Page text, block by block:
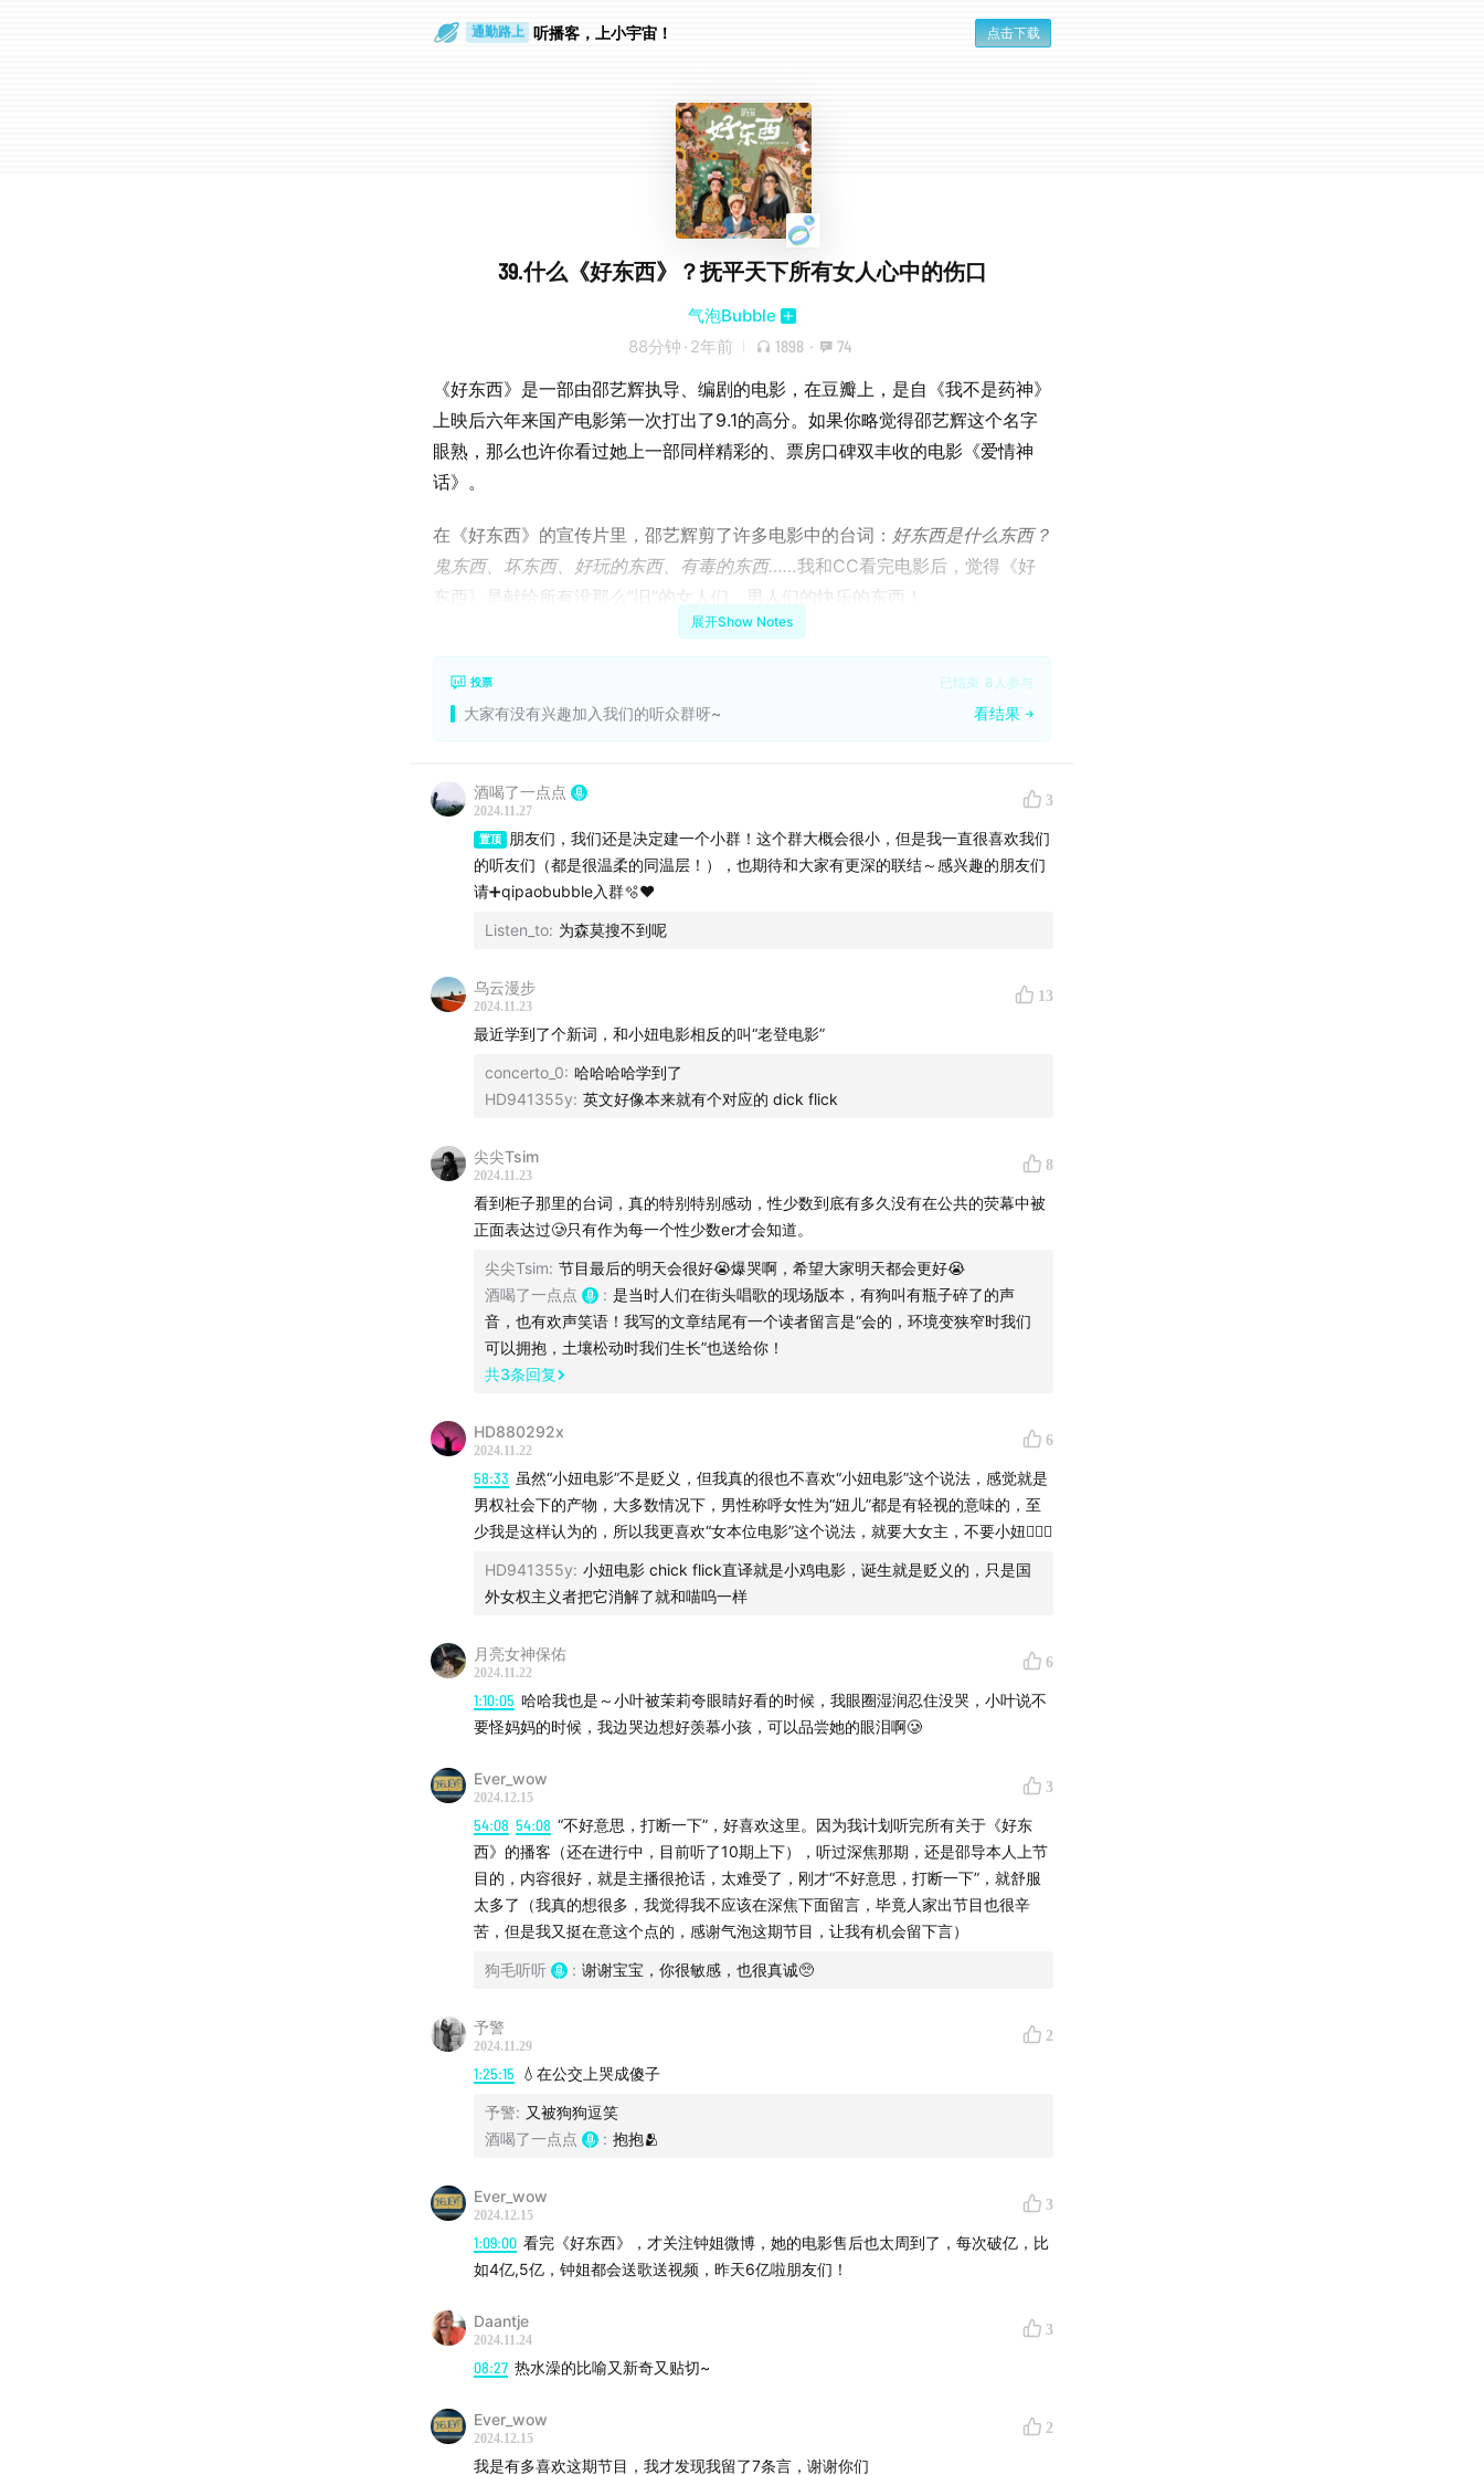
通勤路上 听播客，上小宇宙！ 点击下载
39.什么《好东西》？抚平天下所有女人心中的伤口
气泡Bubble
88分钟 · 2年前 1898 · 74
《好东西》是一部由邵艺辉执导、编剧的电影，在豆瓣上，是自《我不是药神》
上映后六年来国产电影第一次打出了9.1的高分。如果你略觉得邵艺辉这个名字
眼熟，那么也许你看过她上一部同样精彩的、票房口碑双丰收的电影《爱情神
话》。
在《好东西》的宣传片里，邵艺辉剪了许多电影中的台词： 好东西是什么东西？
鬼东西、坏东西、好玩的东西、有毒的东西……我和CC看完电影后，觉得《好
东西》是献给所有没那么“旧”的女人们、男人们的快乐的东西！
些女性题材，一般是在故事的结尾成长了或者觉醒了。但是故事开头以及是比较
觉醒的人呢？不文明的、落后的问题不用在讨论了，觉醒是一个起点，那接下来
还会遇到什么样新的问题？作为观众，邵导说，她尝试拍电影，就是因为现有的
题，作为创作者的我们也非常想知道，中国的电影应该走向哪个方向，女性主义
表达可以走向哪个方向，我们作为这个时代的噪音，那些共振的回声在哪？
这部电影里，有无数的细节值得我们讨论。不论是中间令我们无数次落泪的，对
于女性家务的细致观察和温柔联想，还是精彩绝伦的饭桌戏让人惊掉下巴，还是
是什么样的好东西能让我们所有人都为此激动！
本期主播：
🫧🫧
看完《好东西》当下我们的直觉感受
女人们的拥抱：茉莉、小叶、铁梅，是世界上最好的三个女宝
女性的亲密时刻，一种来自我们生命直觉的呈现
37:00 电影里的男小孩：坏女配的反转、同乡情节的嘲弄
邵导电影里拥有主体性的女人们 VS 旧旧的男性电影
我们在期待一种新的导演叙事
01:11:10男人们只想留在过去，而女人要走向未来
📝文中提到的；
电影《完美的日子》
女性脱口秀演员汉娜·盖茨比
Kongfu Girl-不是本土《芭比》，是世界的《好东西》
BIE别的-酷儿之地的明天会更好吗？
滥俗的歌伴奏
展开Show Notes
投票 已结束 8 人参与
大家有没有兴趣加入我们的听众群呀~ 看结果
酒喝了一点点
2024.11.27
3
置顶
朋友们，我们还是决定建一个小群！这个群大概会很小，但是我一直很喜欢我们
的听友们（都是很温柔的同温层！），也期待和大家有更深的联结～感兴趣的朋友们
请➕qipaobubble入群🫧❤️
Listen_to: 为森莫搜不到呢
乌云漫步
2024.11.23
13
最近学到了个新词，和小妞电影相反的叫“老登电影”
concerto_0: 哈哈哈哈学到了
HD941355y: 英文好像本来就有个对应的 dick flick
尖尖Tsim
2024.11.23
8
看到柜子那里的台词，真的特别特别感动，性少数到底有多久没有在公共的荧幕中被
正面表达过🥲只有作为每一个性少数er才会知道。
尖尖Tsim: 节目最后的明天会很好😭爆哭啊，希望大家明天都会更好😭
酒喝了一点点
: 是当时人们在街头唱歌的现场版本，有狗叫有瓶子碎了的声
音，也有欢声笑语！我写的文章结尾有一个读者留言是“会的，环境变狭窄时我们
可以拥抱，土壤松动时我们生长”也送给你！
共3条回复
HD880292x
2024.11.22
6
58:33 虽然“小妞电影”不是贬义，但我真的很也不喜欢“小妞电影”这个说法，感觉就是
男权社会下的产物，大多数情况下，男性称呼女性为“妞儿”都是有轻视的意味的，至
少我是这样认为的，所以我更喜欢“女本位电影”这个说法，就要大女主，不要小妞🙅🏻‍♀️
HD941355y: 小妞电影 chick flick直译就是小鸡电影，诞生就是贬义的，只是国
外女权主义者把它消解了就和喵呜一样
月亮女神保佑
2024.11.22
6
1:10:05 哈哈我也是～小叶被茉莉夸眼睛好看的时候，我眼圈湿润忍住没哭，小叶说不
要怪妈妈的时候，我边哭边想好羡慕小孩，可以品尝她的眼泪啊🥲
Ever_wow
2024.12.15
3
54:08 54:08 “不好意思，打断一下”，好喜欢这里。因为我计划听完所有关于《好东
西》的播客（还在进行中，目前听了10期上下），听过深焦那期，还是邵导本人上节
目的，内容很好，就是主播很抢话，太难受了，刚才“不好意思，打断一下”，就舒服
太多了（我真的想很多，我觉得我不应该在深焦下面留言，毕竟人家出节目也很辛
苦，但是我又挺在意这个点的，感谢气泡这期节目，让我有机会留下言）
狗毛听听 : 谢谢宝宝，你很敏感，也很真诚🥺
予警
2024.11.29
2
1:25:15 💧在公交上哭成傻子
予警: 又被狗狗逗笑
酒喝了一点点
: 抱抱🫂
Ever_wow
2024.12.15
3
1:09:00 看完《好东西》，才关注钟姐微博，她的电影售后也太周到了，每次破亿，比
如4亿,5亿，钟姐都会送歌送视频，昨天6亿啦朋友们！
Daantje
2024.11.24
3
08:27 热水澡的比喻又新奇又贴切~
Ever_wow
2024.12.15
2
我是有多喜欢这期节目，我才发现我留了7条言，谢谢你们